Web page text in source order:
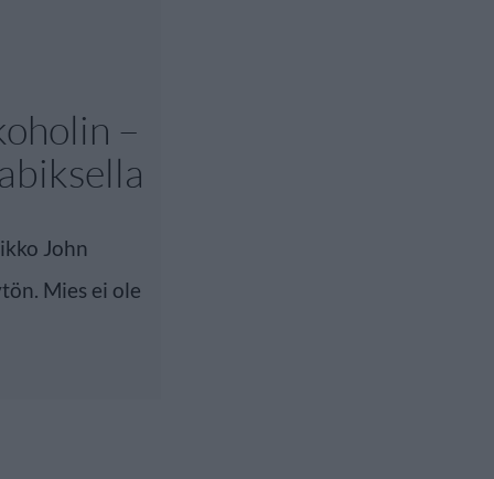
–
John
Mies ei ole